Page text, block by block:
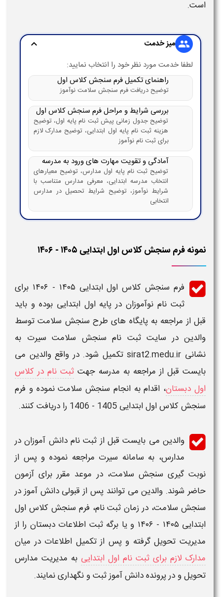
است.
group میز خدمت expand_more
لطفا خدمت مورد نظر خود را انتخاب نمایید:
راهنمای تکمیل فرم سنجش کلاس اول
توضیح دریافت فرم سنجش سلامت نوآموز
بررسی شرایط و مراحل فرم سنجش کلاس اول
توضیح جدول زمانی پیش ثبت نام پایه اول، توضیح
هزینه ثبت نام پایه اول ابتدایی، توضیح مدارک لازم
برای ثبت نام نوآموز
آمادگی و تقویت مهارت های ورود به مدرسه
توضیح ثبت نام پایه اول مدارس، توضیح معیارهای
انتخاب مدرسه ابتدایی، معرفی مدارس متناسب با
شرایط نوآموز، توضیح شرایط تحصیل در مدارس
انتخابی
نمونه فرم سنجش کلاس اول ابتدایی ۱۴۰۵ - ۱۴۰۶
فرم سنجش کلاس اول ابتدایی ۱۴۰۵ - ۱۴۰۶​​
برای
ثبت نام نوآموزان در پایه اول ابتدایی بوده و باید
قبل از مراجعه بهپایگاه های طرح سنجش سلامتتوسط
والدین در سایت ثبت نام سنجش سلامت سیرت به
نشانی
sirat2.medu.ir تکمیل شود. در واقع والدین می
بایست قبل از مراجعه به مدرسه جهت ثبت نام در کلاس
اول دبستان، اقدام به انجام سنجش سلامتنموده و فرم
سنجش کلاس اول ابتدایی 1405 - 1406
را دریافت کنند.
والدین می بایست قبل از ثبت نام دانش آموزان در
مدارس، به سامانه سیرت مراجعه نموده و پس از
نوبت گیری سنجش سلامت، در موعد مقرر برای آزمون
حاضر شوند. والدین می توانند پس از قبولی دانش آموز در
سنجش سلامت، در زمان ثبتنام، فرم سنجش کلاس اول
ابتدایی ۱۴۰۵ - ۱۴۰۶
و یا برگه ثبت اطلاعات دبستان را از
مدیریت تحویل گرفته و پس از تکمیل اطلاعاتدر میان
مدارک لازم برای ثبت نام اول ابتدایی به مدیریت مدارس
تحویل و در پرونده دانش آموزثبتو نگهداری نمایند.